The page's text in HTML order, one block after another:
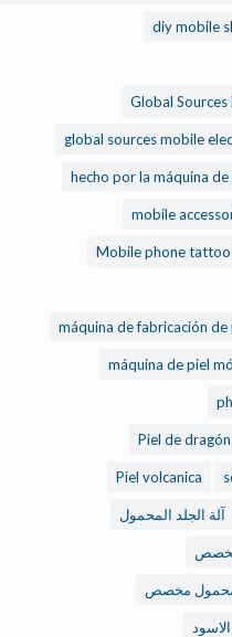
global sources
hecho por la
Mobile
máquina de
máquina
Piel
Piel